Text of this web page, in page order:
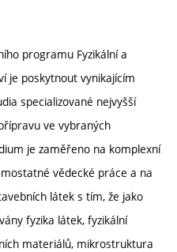
programu Fyzikální a
je poskytnout vynikajícím
specializované nejvyšší
ve vybraných
je zaměřeno na komplexní
vědecké práce a na
látek s tím, že jako
fyzika látek, fyzikální
materiálů, mikrostruktura